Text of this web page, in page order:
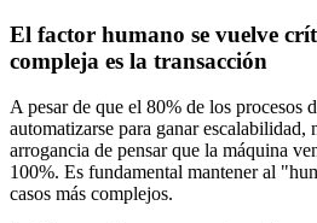
El factor humano se vuelve
compleja es la transacción
A pesar de que el 80% de los procesos
automatizarse para ganar escalabilidad,
arrogancia de pensar que la máquina
100%. Es fundamental mantener al
casos más complejos.